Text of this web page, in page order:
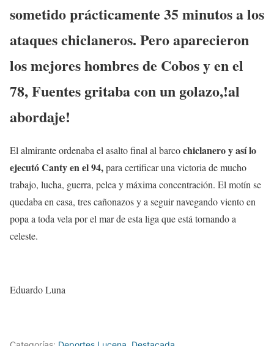
sometido prácticamente 35 minutos a los
ataques chiclaneros. Pero aparecieron
los mejores hombres de Cobos y en el
78, Fuentes gritaba con un golazo,!al
abordaje!
El almirante ordenaba el asalto final al barcochiclanero y así lo
ejecutó Canty en el 94,para certificar una victoria de mucho
trabajo, lucha, guerra, pelea y máxima concentración. El motín se
quedaba en casa, tres cañonazos y a seguir navegando viento en
popa a toda vela por el mar de esta liga que está tornando a
celeste.
Eduardo Luna